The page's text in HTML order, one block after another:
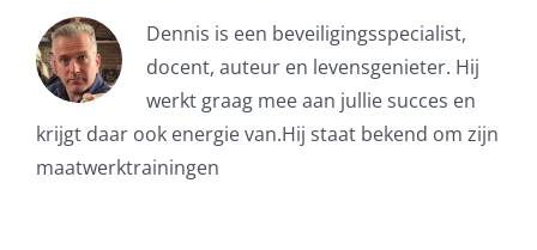
Dennis is een beveiligingsspecialist,
docent, auteur en levensgenieter. Hij
werkt graag mee aan jullie succes en
krijgt daar ook energie van.Hij staat bekend om zijn
maatwerktrainingen